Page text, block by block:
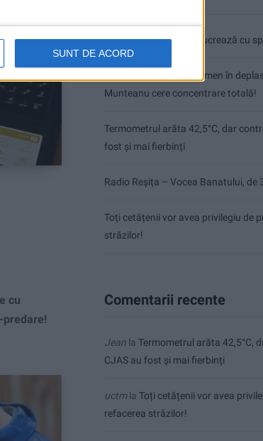
SUNT DE ACORD
cu
Pe toate șantierele se lucrează cu
CSM Reșița, primul examen în
Munteanu cere concentrare totală!
Termometrul arăta 42,5°C, dar
fost și mai fierbinți
Radio Reșița – Vocea Banatului, de
Toți cetățenii vor avea privilegiu de
străzilor!
Comentarii recente
Jean la Termometrul arăta 42,5°C,
CJAS au fost și mai fierbinți
uctmla Toți cetățenii vor avea
refacerea străzilor!